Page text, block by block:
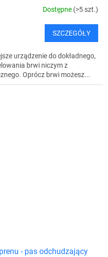
Dostępne (>5 szt.)
SZCZEGÓŁY
urządzenie do dokładnego,
brwi niczym z
Oprócz brwi możesz...
- pas odchudzający